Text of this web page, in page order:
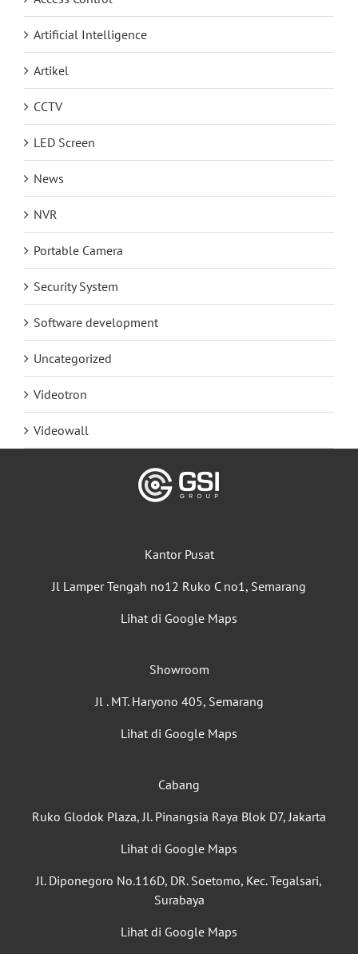
Artificial Intelligence
Artikel
CCTV
LED Screen
News
NVR
Portable Camera
Security System
Software development
Uncategorized
Videotron
Videowall
Kantor Pusat
Jl Lamper Tengah no12 Ruko C no1, Semarang
Lihat di Google Maps
Showroom
Jl . MT. Haryono 405, Semarang
Lihat di Google Maps
Cabang
Ruko Glodok Plaza, Jl. Pinangsia Raya Blok D7, Jakarta
Lihat di Google Maps
Jl. Diponegoro No.116D, DR. Soetomo, Kec. Tegalsari,
Surabaya
Lihat di Google Maps